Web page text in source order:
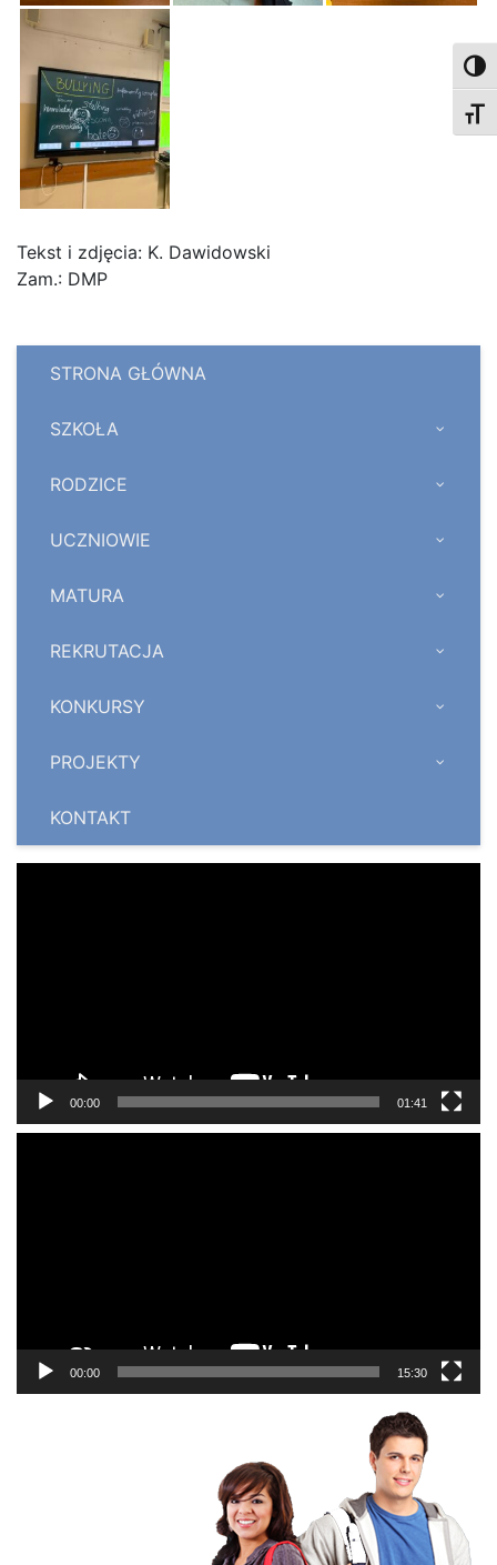
STRONA GŁÓWNA
SZKOŁA
RODZICE
UCZNIOWIE
MATURA
REKRUTACJA
KONKURSY
PROJEKTY
KONTAKT
00:00 01:41
00:00 15:30
Tekst i zdjęcia: K. Dawidowski
Zam.: DMP